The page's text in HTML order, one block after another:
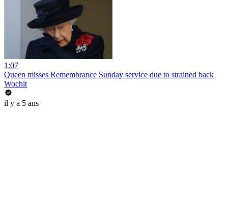
1:07
Queen misses Remembrance Sunday service due to strained back
Wochit
il y a 5 ans